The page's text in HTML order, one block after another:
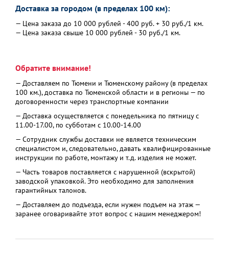
Доставка за городом (в пределах 100 км):
— Цена заказа до 10 000 рублей - 400 руб. + 30 руб./1 км.
— Цена заказа свыше 10 000 рублей - 30 руб./1 км.
Обратите внимание!
— Доставляем по Тюмени и Тюменскому району (в пределах
100 км.), доставка по Тюменской области и в регионы — по
договоренности через транспортные компании
— Доставка осуществляется с понедельника по пятницу с
11.00-17.00, по субботам с 10.00-14.00
— Сотрудник службы доставки не является техническим
специалистом и, следовательно, давать квалифицированные
инструкции по работе, монтажу и т.д. изделия не может.
— Часть товаров поставляется с нарушенной (вскрытой)
заводской упаковкой. Это необходимо для заполнения
гарантийных талонов.
— Доставляем до подъезда, если нужен подъем на этаж —
заранее оговаривайте этот вопрос с нашим менеджером!